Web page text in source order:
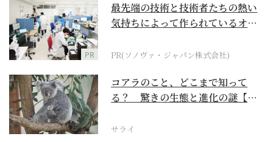
PR
最先端の技術と技術者たちの熱い
気持ちによって作られているオー
PR(ソノヴァ・ジャパン株式会社)
コアラのこと、どこまで知って
る？ 驚きの生態と進化の謎【お
サライ